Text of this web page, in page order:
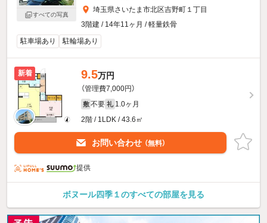
すべての写真
埼玉県さいたま市北区吉野町１丁目
3階建 / 14年11ヶ月 / 軽量鉄骨
駐車場あり
駐輪場あり
新着 9.5万円
（管理費7,000円）
敷 不要 礼 1.0ヶ月
2階 / 1LDK / 43.6㎡
お問い合わせ （無料）
提供
ボヌール四季１のすべての部屋を見る